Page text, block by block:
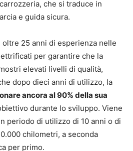
che si traduce in
e guida sicura.
25 anni di esperienza nelle
per garantire che la
elevati livelli di qualità,
dopo dieci anni di utilizzo, la
ancora al 90% della sua
durante lo sviluppo. Viene
periodo di utilizzo di 10 anni o di
chilometri, a seconda
per primo.